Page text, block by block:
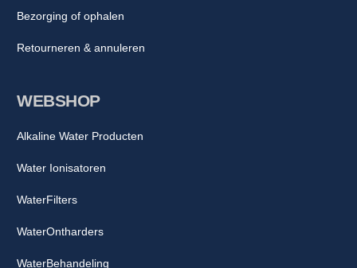
WEBSHOP
Alkaline Water Producten
Water Ionisatoren
WaterFilters
WaterOntharders
WaterBehandeling
Bezorging of ophalen
Retourneren & annuleren